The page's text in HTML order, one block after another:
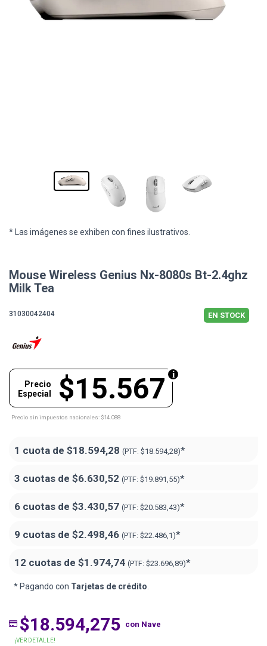
* Las imágenes se exhiben con fines ilustrativos.
Mouse Wireless Genius Nx-8080s Bt-2.4ghz
Milk Tea
31030042404 EN STOCK
$15.567
Precio
Especial
Precio sin impuestos nacionales: $14.088
1 cuota de $18.594,28 (PTF: $18.594,28)*
3 cuotas de $6.630,52 (PTF: $19.891,55)*
6 cuotas de $3.430,57 (PTF: $20.583,43)*
9 cuotas de $2.498,46 (PTF: $22.486,1)*
12 cuotas de $1.974,74 (PTF: $23.696,89)*
* Pagando con Tarjetas de crédito.
$18.594,275 con Nave
¡VER DETALLE!